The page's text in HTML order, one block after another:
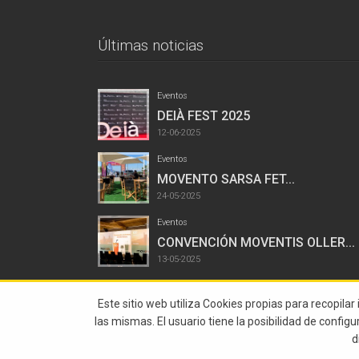
Últimas noticias
Eventos
DEIÀ FEST 2025
12-06-2025
Eventos
MOVENTO SARSA FET...
24-05-2025
Eventos
CONVENCIÓN MOVENTIS OLLER...
13-05-2025
Este sitio web utiliza Cookies propias para
las mismas. El usuario tiene la posibilidad de